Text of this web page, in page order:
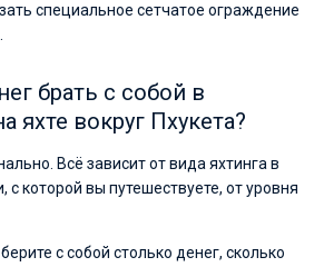
специальное сетчатое ограждение
брать с собой в
яхте вокруг Пхукета?
Всё зависит от вида яхтинга в
с которой вы путешествуете, от уровня
с собой столько денег, сколько